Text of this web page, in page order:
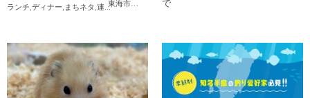
東海市
,大府市 知多市
ランチ,ディナー, まちネタ ,連載 ,コスパ抜群
で